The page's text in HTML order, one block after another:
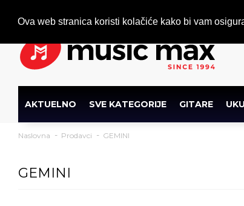
Ova web stranica koristi kolačiće kako bi vam
AKTUELNO SVE KATEGORIJE GITARE
Naslovna Prodavci GEMINI
GEMINI